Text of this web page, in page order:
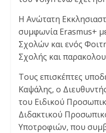
Η Ανώτατη
συμφωνία Erasmus+
Σχολών και ενός
Σχολής και
Τους επισκέπτες
Καψάλης, ο
του Ειδικού
Διδακτικού
Υποτροφιών, που